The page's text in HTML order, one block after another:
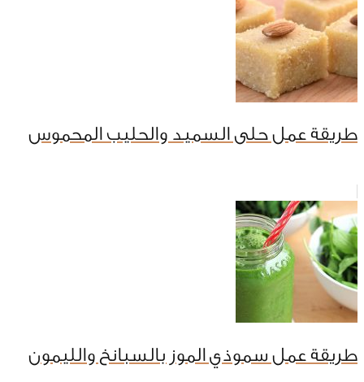
طريقة عمل حلى السميد والحليب المحموس
طريقة عمل سموذي الموز بالسبانخ والليمون